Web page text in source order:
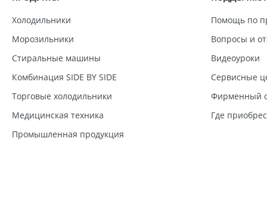
Холодильники
Морозильники
Стиральные машины
Комбинация SIDE BY SIDE
Торговые холодильники
Медицинская техника
Промышленная продукция
Помощь по
Вопросы и
Видеоуроки
Сервисные
Фирменный
Где